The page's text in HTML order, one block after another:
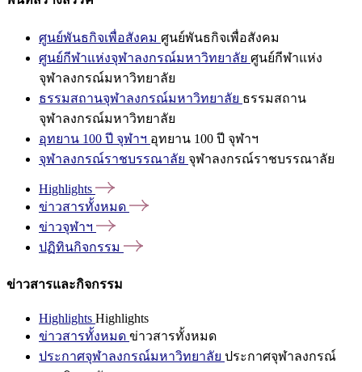
ศูนย์พันธกิจเพื่อสังคม ศูนย์พันธกิจเพื่อสังคม
ศูนย์กีฬาแห่งจุฬาลงกรณ์มหาวิทยาลัย ศูนย์กีฬาแห่ง
จุฬาลงกรณ์มหาวิทยาลัย
ธรรมสถานจุฬาลงกรณ์มหาวิทยาลัย ธรรมสถาน
จุฬาลงกรณ์มหาวิทยาลัย
อุทยาน 100 ปี จุฬาฯ อุทยาน 100 ปี จุฬาฯ
จุฬาลงกรณ์ราชบรรณาลัย จุฬาลงกรณ์ราชบรรณาลัย
Highlights
ข่าวสารทั้งหมด
ข่าวจุฬาฯ
ปฏิทินกิจกรรม
ข่าวสารและกิจกรรม
Highlights Highlights
ข่าวสารทั้งหมด ข่าวสารทั้งหมด
ประกาศจุฬาลงกรณ์มหาวิทยาลัย ประกาศจุฬาลงกรณ์